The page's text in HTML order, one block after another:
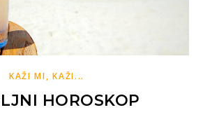
KAŽI MI, KAŽI...
HOROSKOP